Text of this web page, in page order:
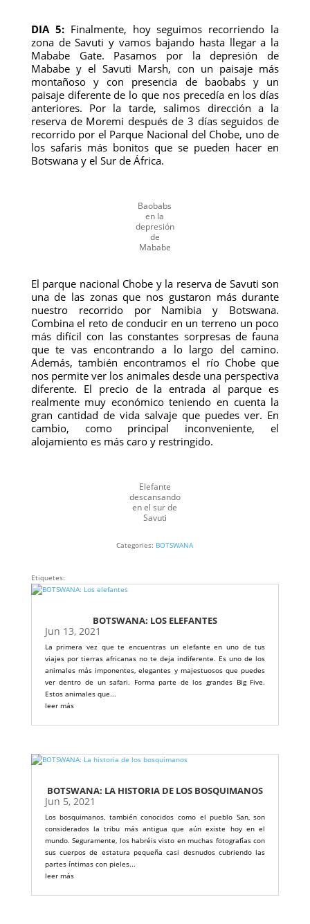
DIA 5:Finalmente, hoy seguimos recorriendo la
zona de Savuti y vamos bajando hasta llegar a la
Mababe Gate. Pasamos por la depresión de
Mababe y el Savuti Marsh, con un paisaje más
montañoso y con presencia de baobabs y un
paisaje diferente de lo que nos precedía en los días
anteriores. Por la tarde, salimos dirección a la
reserva de Moremi después de 3 días seguidos de
recorrido por el Parque Nacional del Chobe, uno de
los safaris más bonitos que se pueden hacer en
Botswana y el Sur de África.
Baobabs
en la
depresión
de
Mababe
El parque nacional Chobe y la reserva de Savuti son
una de las zonas que nos gustaron más durante
nuestro recorrido por Namibia y Botswana.
Combina el reto de conducir en un terreno un poco
más difícil con las constantes sorpresas de fauna
que te vas encontrando a lo largo del camino.
Además, también encontramos el río Chobe que
nos permite ver los animales desde una perspectiva
diferente. El precio de la entrada al parque es
realmente muy económico teniendo en cuenta la
gran cantidad de vida salvaje que puedes ver. En
cambio, como principal inconveniente, el
alojamiento es más caro y restringido.
Elefante
descansando
en el sur de
Savuti
Categories: BOTSWANA
Etiquetes:
BOTSWANA: LOS ELEFANTES
Jun 13, 2021
La primera vez que te encuentras un elefante en uno de tus
viajes por tierras africanas no te deja indiferente. Es uno de los
animales más imponentes, elegantes y majestuosos que puedes
ver dentro de un safari. Forma parte de los grandes Big Five.
Estos animales que...
leer más
BOTSWANA: LA HISTORIA DE LOS BOSQUIMANOS
Jun 5, 2021
Los bosquimanos, también conocidos como el pueblo San, son
considerados la tribu más antigua que aún existe hoy en el
mundo. Seguramente, los habréis visto en muchas fotografías con
sus cuerpos de estatura pequeña casi desnudos cubriendo las
partes íntimas con pieles...
leer más